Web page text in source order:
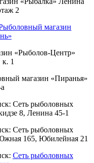
2
магазин
«Рыболов-Центр»
1
магазин «Пиранья»
Сеть рыболовных
8, Ленина 45-1
Сеть рыболовных
165, Юбилейная 21
Сеть рыболовных